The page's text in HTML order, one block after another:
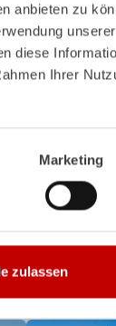
anbieten zu
unserer
diese
Ihrer
Marketing
zulassen